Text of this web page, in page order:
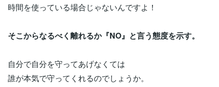
時間を使っている場合じゃないんですよ！
そこからなるべく離れるか『NO』と言う態度を示す。
自分で自分を守ってあげなくては
誰が本気で守ってくれるのでしょうか。